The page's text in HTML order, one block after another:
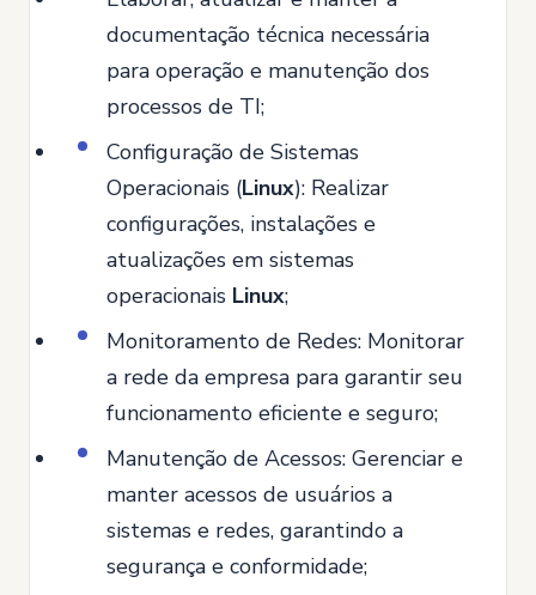
documentação técnica necessária
para operação e manutenção dos
processos de TI;
Configuração de Sistemas
Operacionais (Linux): Realizar
configurações, instalações e
atualizações em sistemas
operacionais Linux;
Monitoramento de Redes: Monitorar
a rede da empresa para garantir seu
funcionamento eficiente e seguro;
Manutenção de Acessos: Gerenciar e
manter acessos de usuários a
sistemas e redes, garantindo a
segurança e conformidade;